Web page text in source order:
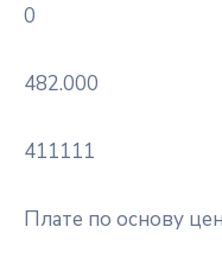
0
482.000
411111
Плате по основу